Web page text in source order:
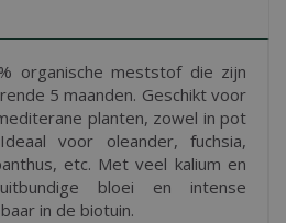
organische meststof die zijn
5 maanden. Geschikt voor
planten, zowel in pot
voor oleander, fuchsia,
etc. Met veel kalium en
bloei en intense
in de biotuin.